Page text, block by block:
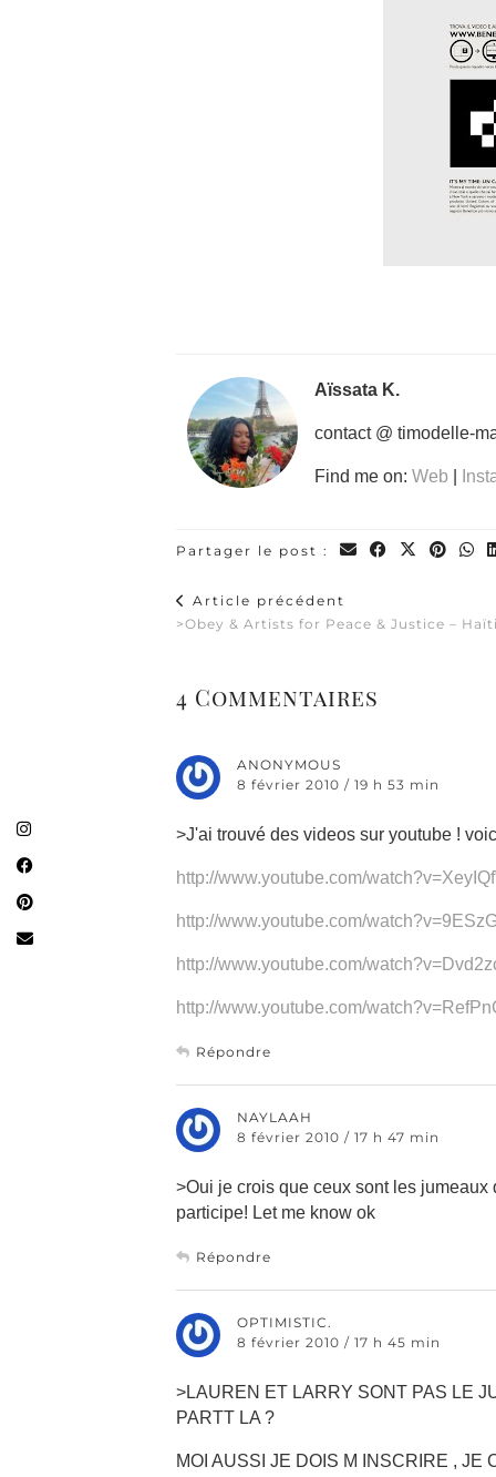
Aïssata K.
contact @ timodelle-
Find me on: Web
Partager le post :
Article précédent
>Obey & Artists for Peace & Justice –
4 Commentaires
ANONYMOUS
8 février 2010 / 19 h 53 min
>J'ai trouvé des videos sur youtube !
http://www.youtube.com/
http://www.youtube.com/
http://www.youtube.com/
http://www.youtube.com/
Répondre
NAYLAAH
8 février 2010 / 17 h 47 min
>Oui je crois que ceux sont les
participe! Let me know ok
Répondre
OPTIMISTIC.
8 février 2010 / 17 h 45 min
>LAUREN ET LARRY SONT PAS LE
PARTT LA ?
MOI AUSSI JE DOIS M INSCRIRE ,